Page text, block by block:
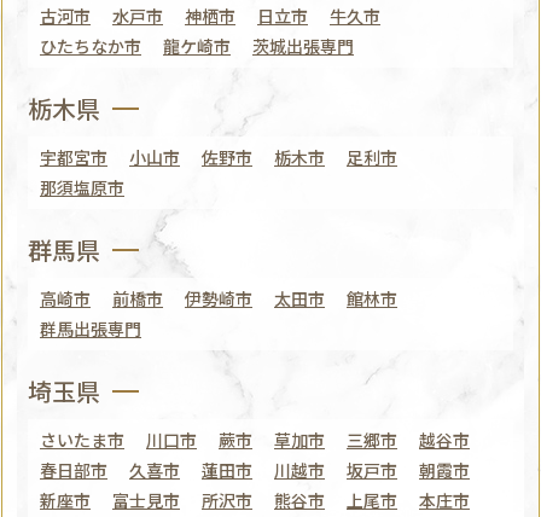
古河市
水戸市 神栖市 日立市
牛久市
ひたちなか市
龍ケ崎市 茨城出張専門
栃木県
宇都宮市 小山市 佐野市 栃木市
足利市
那須塩原市
群馬県
高崎市 前橋市 伊勢崎市 太田市
館林市
群馬出張専門
埼玉県
さいたま市 川口市 蕨市 草加市 三郷市
越谷市
春日部市
久喜市 蓮田市 川越市 坂戸市
朝霞市
新座市
富士見市 所沢市 熊谷市 上尾市
本庄市